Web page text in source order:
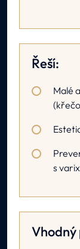
Řeší:
Malé
s
Vhodný